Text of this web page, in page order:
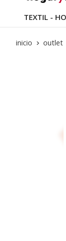
TEXTIL -
inicio outlet